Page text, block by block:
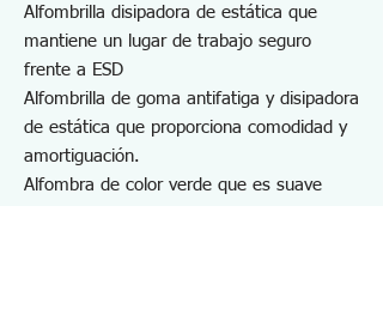
Alfombrilla disipadora de estática que
mantiene un lugar de trabajo seguro
frente a ESD
Alfombrilla de goma antifatiga y disipadora
de estática que proporciona comodidad y
amortiguación.
Alfombra de color verde que es suave